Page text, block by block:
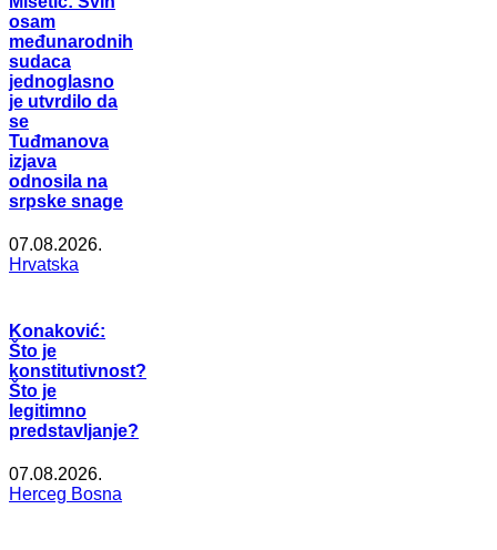
osam
međunarodnih
sudaca
jednoglasno
je utvrdilo da
se
Tuđmanova
izjava
odnosila na
srpske snage
07.08.2026.
Hrvatska
Konaković:
Što je
konstitutivnost?
Što je
legitimno
predstavljanje?
07.08.2026.
Herceg Bosna